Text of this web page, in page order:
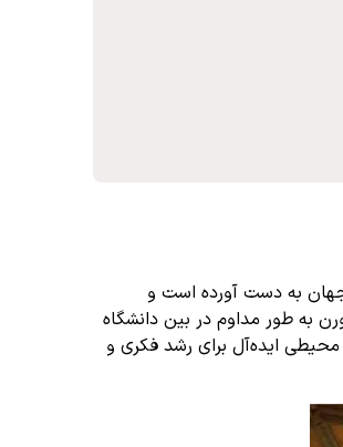
در سال 1853 تأسیس شد، شهرت زیادی در سراسر جهان به دست آورده است و
به طور مداوم در بین دانشگاه
محیطی ایده‌آل برای رشد فکری و